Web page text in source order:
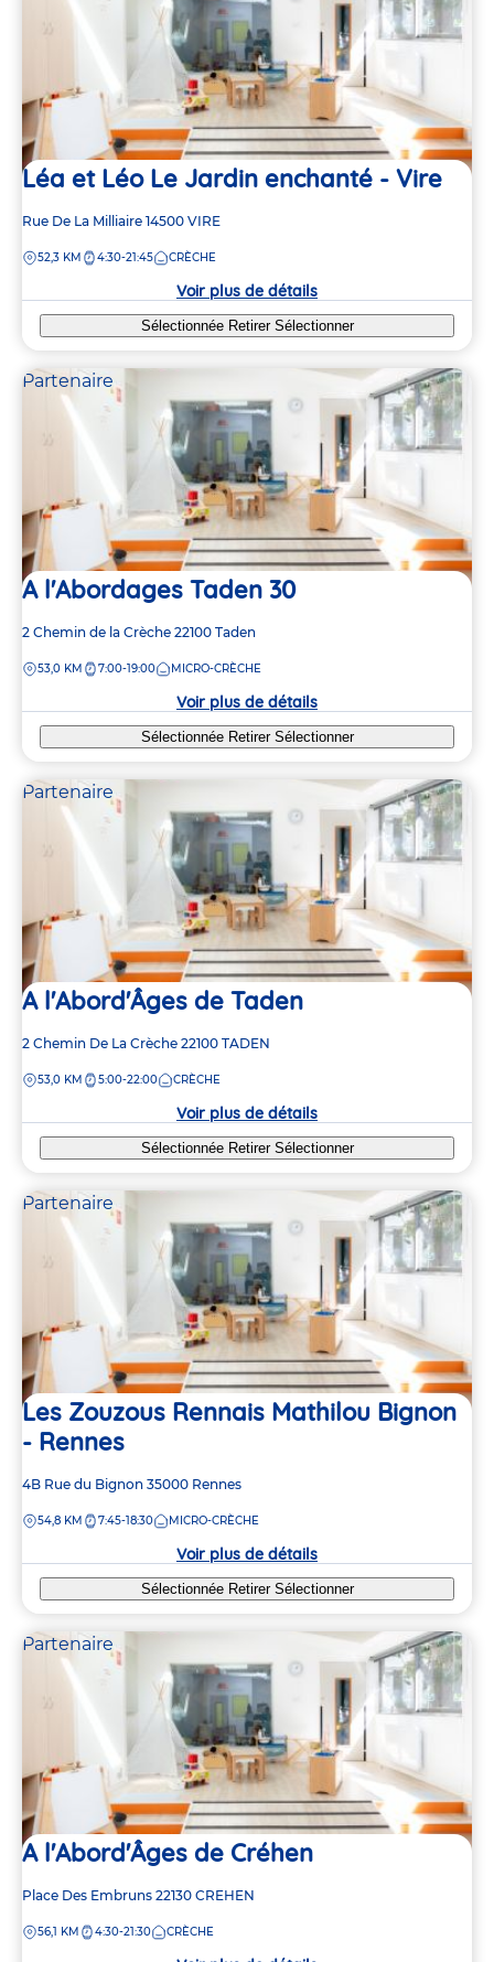
Léa et Léo Le Jardin enchanté - Vire
Adresse
la
Rue De La Milliaire 14500 VIRE
DISTANCE
52,3 KM 4:30-21:45 CRÈCHE
Voir plus de détails
Sélectionnée Retirer Sélectionner
Partenaire
A l'Abordages Taden 30
Adresse
la
2 Chemin de la Crèche 22100 Taden
DISTANCE
53,0 KM 7:00-19:00 MICRO-CRÈCHE
Voir plus de détails
Sélectionnée Retirer Sélectionner
Partenaire
A l'Abord'Âges de Taden
Adresse
la
2 Chemin De La Crèche 22100 TADEN
DISTANCE
53,0 KM 5:00-22:00 CRÈCHE
Voir plus de détails
Sélectionnée Retirer Sélectionner
Partenaire
Les Zouzous Rennais Mathilou Bignon
- Rennes
Adresse
la
4B Rue du Bignon 35000 Rennes
DISTANCE
54,8 KM 7:45-18:30 MICRO-CRÈCHE
Voir plus de détails
Sélectionnée Retirer Sélectionner
Partenaire
A l'Abord'Âges de Créhen
Adresse
la
Place Des Embruns 22130 CREHEN
DISTANCE
56,1 KM 4:30-21:30 CRÈCHE